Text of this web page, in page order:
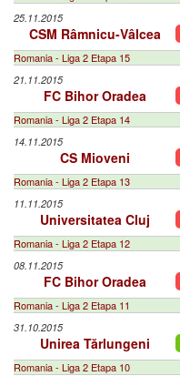
25.11.2015
CSM Râmnicu-Vâlcea
Romania - Liga 2 Etapa 15
21.11.2015
FC Bihor Oradea
Romania - Liga 2 Etapa 14
14.11.2015
CS Mioveni
Romania - Liga 2 Etapa 13
11.11.2015
Universitatea Cluj
Romania - Liga 2 Etapa 12
08.11.2015
FC Bihor Oradea
Romania - Liga 2 Etapa 11
31.10.2015
Unirea Tărlungeni
Romania - Liga 2 Etapa 10